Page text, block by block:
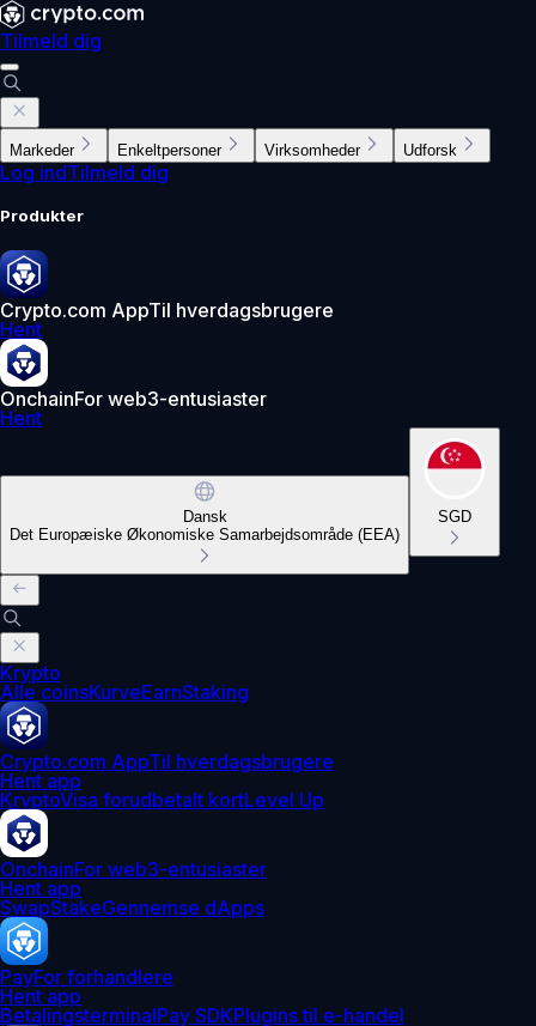
Tilmeld dig
Markeder Enkeltpersoner Virksomheder Udforsk
Log indTilmeld dig
Produkter
Crypto.com AppTil hverdagsbrugere
Hent
OnchainFor web3-entusiaster
Hent
Dansk
Det Europæiske Økonomiske Samarbejdsområde (EEA)
SGD
Krypto
Alle coinsKurveEarnStaking
Crypto.com AppTil hverdagsbrugere
Hent app
KryptoVisa forudbetalt kortLevel Up
OnchainFor web3-entusiaster
Hent app
SwapStakeGennemse dApps
PayFor forhandlere
Hent app
BetalingsterminalPay SDKPlugins til e-handel